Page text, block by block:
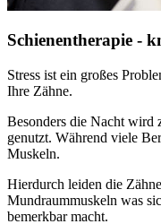
Schienentherapie -
Stress ist ein großes
Ihre Zähne.
Besonders die Nacht wird
genutzt. Während viele
Muskeln.
Hierdurch leiden die
Mundraummuskeln was
bemerkbar macht.